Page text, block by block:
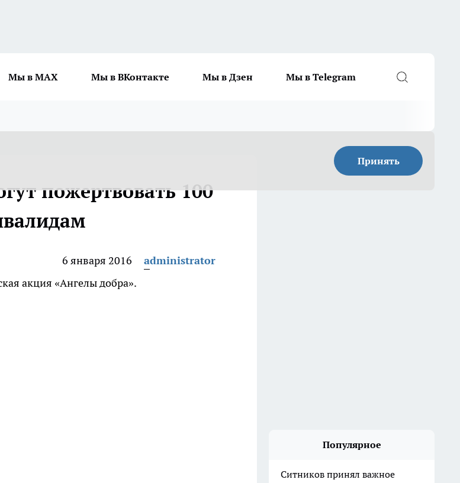
Мы в MAX Мы в ВКонтакте Мы в Дзен Мы в Telegram
Принять
пожертвовать 100
6 января 2016
administrator
акция «Ангелы добра».
Популярное
Ситников принял важное